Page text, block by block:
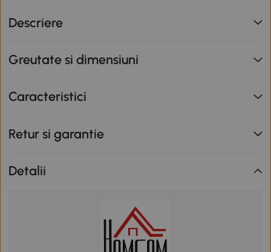
Descriere
Greutate si dimensiuni
Caracteristici
Retur si garantie
Detalii